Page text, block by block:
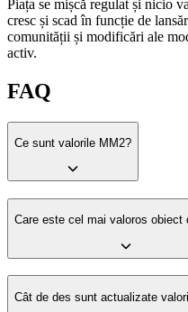
Piața se mișcă regulat și nicio
cresc și scad în funcție de
comunității și modificări ale
activ.
FAQ
Ce sunt valorile MM2?
Care este cel mai valoros obiect
Cât de des sunt actualizate